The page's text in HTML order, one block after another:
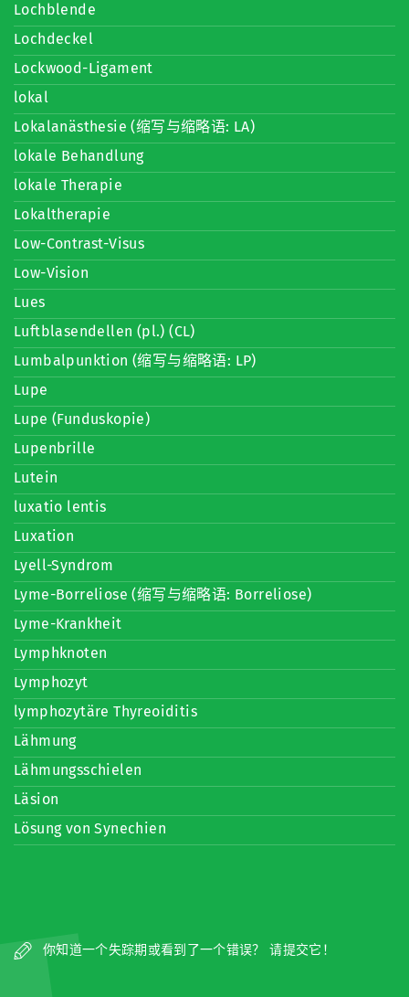
Lochblende
Lochdeckel
Lockwood-Ligament
lokal
Lokalanästhesie (缩写与缩略语: LA)
lokale Behandlung
lokale Therapie
Lokaltherapie
Low-Contrast-Visus
Low-Vision
Lues
Luftblasendellen (pl.) (CL)
Lumbalpunktion (缩写与缩略语: LP)
Lupe
Lupe (Funduskopie)
Lupenbrille
Lutein
luxatio lentis
Luxation
Lyell-Syndrom
Lyme-Borreliose (缩写与缩略语: Borreliose)
Lyme-Krankheit
Lymphknoten
Lymphozyt
lymphozytäre Thyreoiditis
Lähmung
Lähmungsschielen
Läsion
Lösung von Synechien
你知道一个失踪期或看到了一个错误？ 请提交它！